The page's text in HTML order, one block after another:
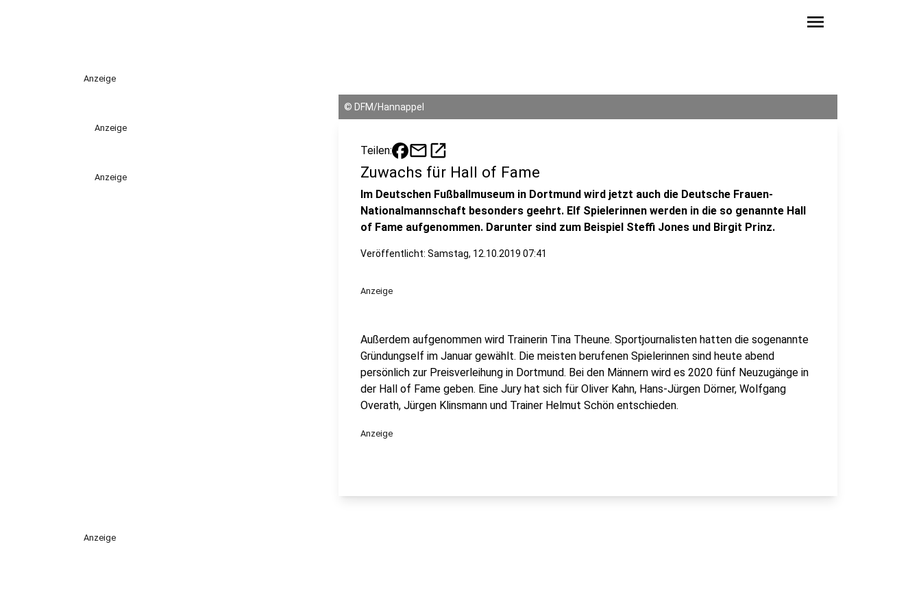
menu
Anzeige
Anzeige
Anzeige
© DFM/Hannappel
Teilen: mailopen_in_new
Zuwachs für Hall of Fame
Im Deutschen Fußballmuseum in Dortmund wird jetzt auch die Deutsche Frauen-
Nationalmannschaft besonders geehrt. Elf Spielerinnen werden in die so genannte Hall
of Fame aufgenommen. Darunter sind zum Beispiel Steffi Jones und Birgit Prinz.
Veröffentlicht: Samstag, 12.10.2019 07:41
Anzeige
Außerdem aufgenommen wird Trainerin Tina Theune. Sportjournalisten hatten die sogenannte
Gründungself im Januar gewählt. Die meisten berufenen Spielerinnen sind heute abend
persönlich zur Preisverleihung in Dortmund. Bei den Männern wird es 2020 fünf Neuzugänge in
der Hall of Fame geben. Eine Jury hat sich für Oliver Kahn, Hans-Jürgen Dörner, Wolfgang
Overath, Jürgen Klinsmann und Trainer Helmut Schön entschieden.
Anzeige
Anzeige